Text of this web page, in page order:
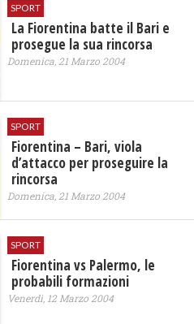
SPORT
La Fiorentina batte il Bari e
prosegue la sua rincorsa
Domenica, 21 Marzo 2004
SPORT
Fiorentina – Bari, viola
d’attacco per proseguire la
rincorsa
Domenica, 21 Marzo 2004
SPORT
Fiorentina vs Palermo, le
probabili formazioni
Venerdì, 12 Marzo 2004